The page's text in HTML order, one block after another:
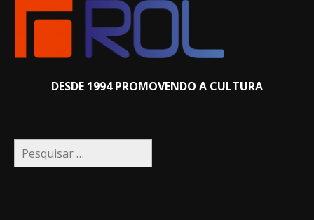
DESDE 1994 PROMOVENDO A CULTURA
Pesquisar
por: